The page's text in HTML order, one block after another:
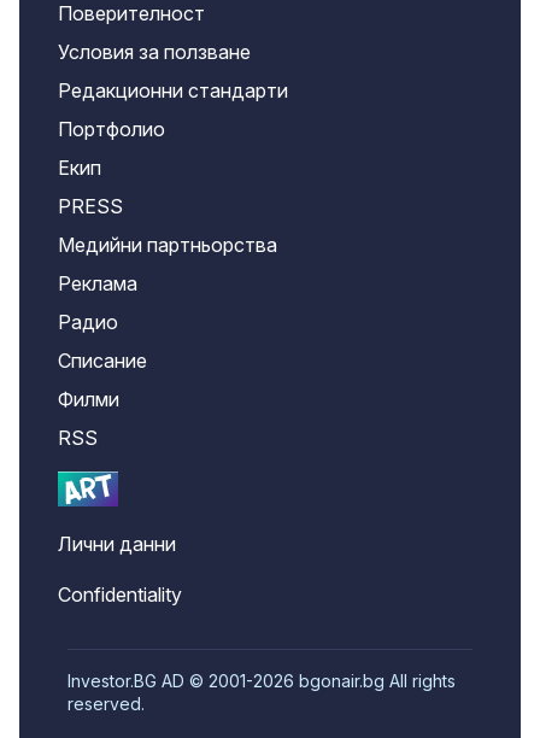
Поверителност
Условия за ползване
Редакционни стандарти
Портфолио
Екип
PRESS
Медийни партньорства
Реклама
Радио
Списание
Филми
RSS
Лични данни
Confidentiality
Investor.BG AD © 2001-2026 bgonair.bg All rights
reserved.